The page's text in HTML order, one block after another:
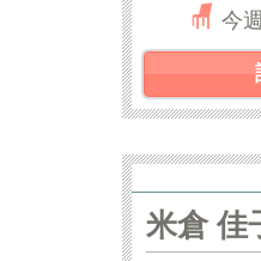
今
米倉 佳